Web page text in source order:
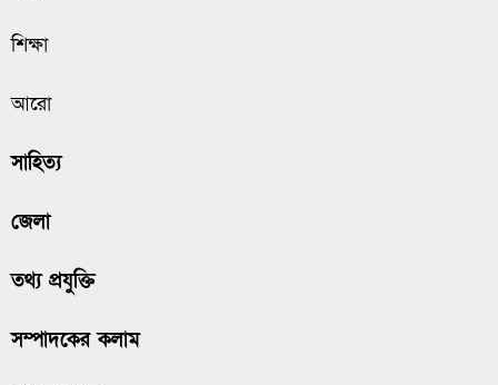
শিক্ষা
আরো
সাহিত্য
জেলা
তথ্য প্রযুক্তি
সম্পাদকের কলাম